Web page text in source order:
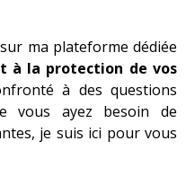
ma plateforme dédiée
à la protection de vos
à des questions
vous ayez besoin de
je suis ici pour vous